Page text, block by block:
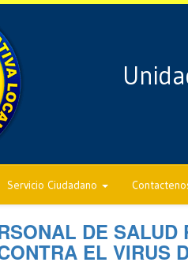
Servicio Ciudadano
DE
EL VIRUS